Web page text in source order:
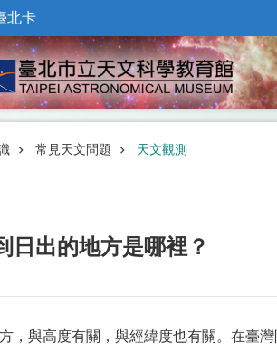
北卡
常見天文問題 天文觀測
日出的地方是哪裡？
，與高度有關，與經緯度也有關。在臺